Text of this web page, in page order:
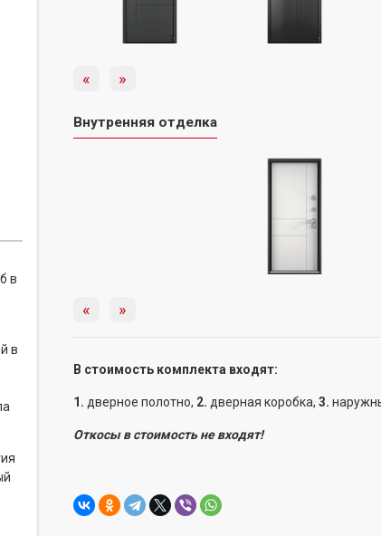
в
в
« »
Внутренняя отделка
« »
В стоимость комплекта входят:
1. дверное полотно, 2. дверная коробка, 3.
Откосы в стоимость не входят!